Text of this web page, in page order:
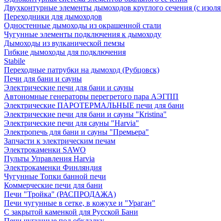
Двухконтурные элементы дымоходов круглого сечения (с
Переходники для дымоходов
Одностенные дымоходы из окрашенной стали
Чугунные элементы подключения к дымоходу
Дымоходы из вулканической пемзы
Гибкие дымоходы для подключения
Stabile
Переходные патрубки на дымоход (Рубцовск)
Печи для бани и сауны
Электрические печи для бани и сауны
Автономные генераторы перегретого пара АЭГПП
Электрические ПАРОТЕРМАЛЬНЫЕ печи для бани
Электрические печи для бани и сауны "Кristina"
Электрические печи для сауны "Harvia"
Электропечь для бани и сауны "Премьера"
Запчасти к электрическим печам
Электрокаменки SAWO
Пульты Управления Harvia
Электрокаменки Финляндия
Чугунные Топки банной печи
Коммерческие печи для бани
Печи "Тройка" (РАСПРОДАЖА)
Печи чугунные в сетке, в кожухе и "Ураган"
С закрытой каменкой для Русской Бани